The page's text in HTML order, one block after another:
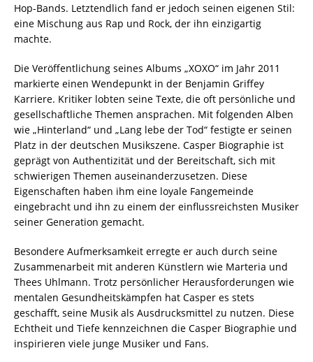
Hop-Bands. Letztendlich fand er jedoch seinen eigenen Stil:
eine Mischung aus Rap und Rock, der ihn einzigartig
machte.
Die Veröffentlichung seines Albums „XOXO“ im Jahr 2011
markierte einen Wendepunkt in der Benjamin Griffey
Karriere. Kritiker lobten seine Texte, die oft persönliche und
gesellschaftliche Themen ansprachen. Mit folgenden Alben
wie „Hinterland“ und „Lang lebe der Tod“ festigte er seinen
Platz in der deutschen Musikszene. Casper Biographie ist
geprägt von Authentizität und der Bereitschaft, sich mit
schwierigen Themen auseinanderzusetzen. Diese
Eigenschaften haben ihm eine loyale Fangemeinde
eingebracht und ihn zu einem der einflussreichsten Musiker
seiner Generation gemacht.
Besondere Aufmerksamkeit erregte er auch durch seine
Zusammenarbeit mit anderen Künstlern wie Marteria und
Thees Uhlmann. Trotz persönlicher Herausforderungen wie
mentalen Gesundheitskämpfen hat Casper es stets
geschafft, seine Musik als Ausdrucksmittel zu nutzen. Diese
Echtheit und Tiefe kennzeichnen die Casper Biographie und
inspirieren viele junge Musiker und Fans.